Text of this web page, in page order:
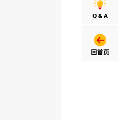
Q & A
回首页